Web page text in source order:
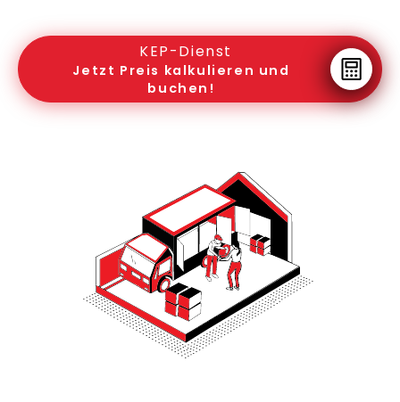
KEP-Dienst
Jetzt Preis kalkulieren und
buchen!